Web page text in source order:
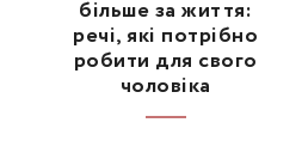
більше за життя:
речі, які потрібно
робити для свого
чоловіка